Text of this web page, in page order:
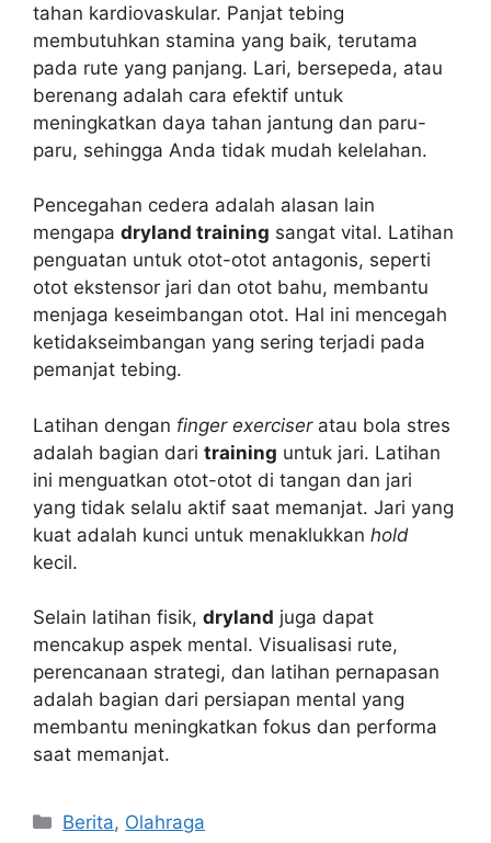
tahan kardiovaskular. Panjat tebing
membutuhkan stamina yang baik, terutama
pada rute yang panjang. Lari, bersepeda, atau
berenang adalah cara efektif untuk
meningkatkan daya tahan jantung dan paru-
paru, sehingga Anda tidak mudah kelelahan.
Pencegahan cedera adalah alasan lain
mengapa dryland training sangat vital. Latihan
penguatan untuk otot-otot antagonis, seperti
otot ekstensor jari dan otot bahu, membantu
menjaga keseimbangan otot. Hal ini mencegah
ketidakseimbangan yang sering terjadi pada
pemanjat tebing.
Latihan dengan finger exerciseratau bola stres
adalah bagian dari training untuk jari. Latihan
ini menguatkan otot-otot di tangan dan jari
yang tidak selalu aktif saat memanjat. Jari yang
kuat adalah kunci untuk menaklukkan hold
kecil.
Selain latihan fisik, dryland juga dapat
mencakup aspek mental. Visualisasi rute,
perencanaan strategi, dan latihan pernapasan
adalah bagian dari persiapan mental yang
membantu meningkatkan fokus dan performa
saat memanjat.
Kategori
Berita, Olahraga